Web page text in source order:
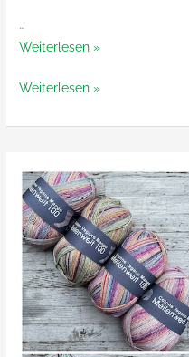
…
Sissi
Sesia
Weiterlesen »
Sissi
Weiterlesen »